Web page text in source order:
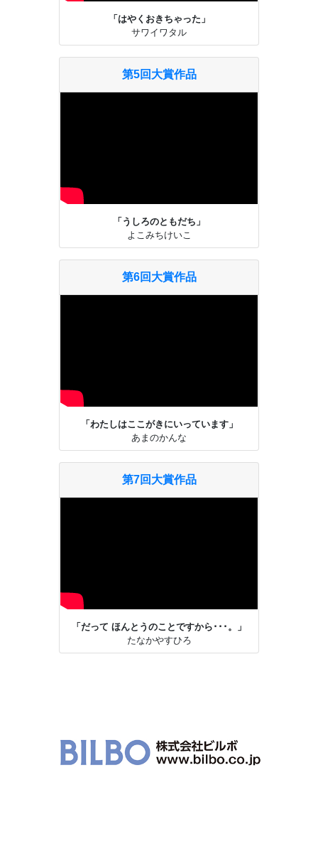
「はやくおきちゃった」
サワイワタル
第5回大賞作品
「うしろのともだち」
よこみちけいこ
第6回大賞作品
「わたしはここがきにいっています」
あまのかんな
第7回大賞作品
「だって ほんとうのことですから･･･。」
たなかやすひろ